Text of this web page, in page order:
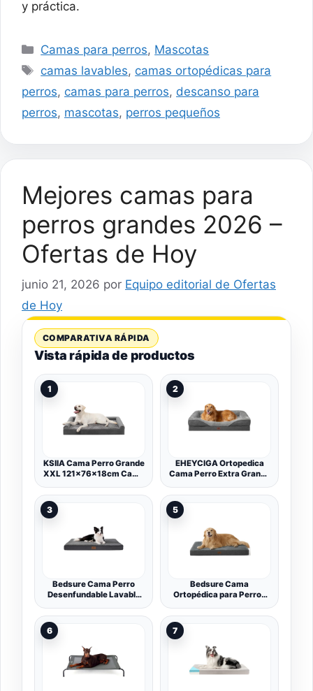
y práctica.
Categorías
Camas para perros, Mascotas
Etiquetas
camas lavables, camas ortopédicas para
perros, camas para perros, descanso para
perros, mascotas, perros pequeños
Mejores camas para
perros grandes 2026 –
Ofertas de Hoy
junio 21, 2026 por Equipo editorial de Ofertas
de Hoy
COMPARATIVA RÁPIDA
Vista rápida de productos
1
KSIIA Cama Perro Grande
XXL 121x76x18cm Cama
Grandes Sofá para Perros
Lavable y Desenfundable,
2
EHEYCIGA Ortopedica
Cama Perro Extra Grande
Oscuro
3
Bedsure Cama Perro
Desenfundable Lavable
Oscuro
5
Bedsure Cama
Ortopédica para Perros
104x74cm Gris
6 7